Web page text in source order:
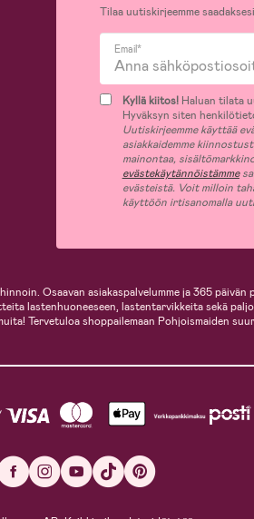
Tilaa uutiskirjeemme
Email*
Kyllä kiitos!Haluan tilata
Hyväksyn siten
Uutiskirjeemme käyttää
asiakkaidemme
mainontaa,
evästekäytännöistämme
evästeistä. Voit milloin
käyttöön irtisanomalla
Osaavan asiakaspalvelumme ja 365
lastenhuoneeseen, lastentarvikkeita sekä
Tervetuloa shoppailemaan Pohjoismaiden